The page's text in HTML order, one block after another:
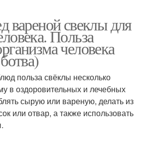
вареной свеклы для
Польза
человека
польза свёклы несколько
в оздоровительных и лечебных
сырую или вареную, делать из
или отвар, а также использовать